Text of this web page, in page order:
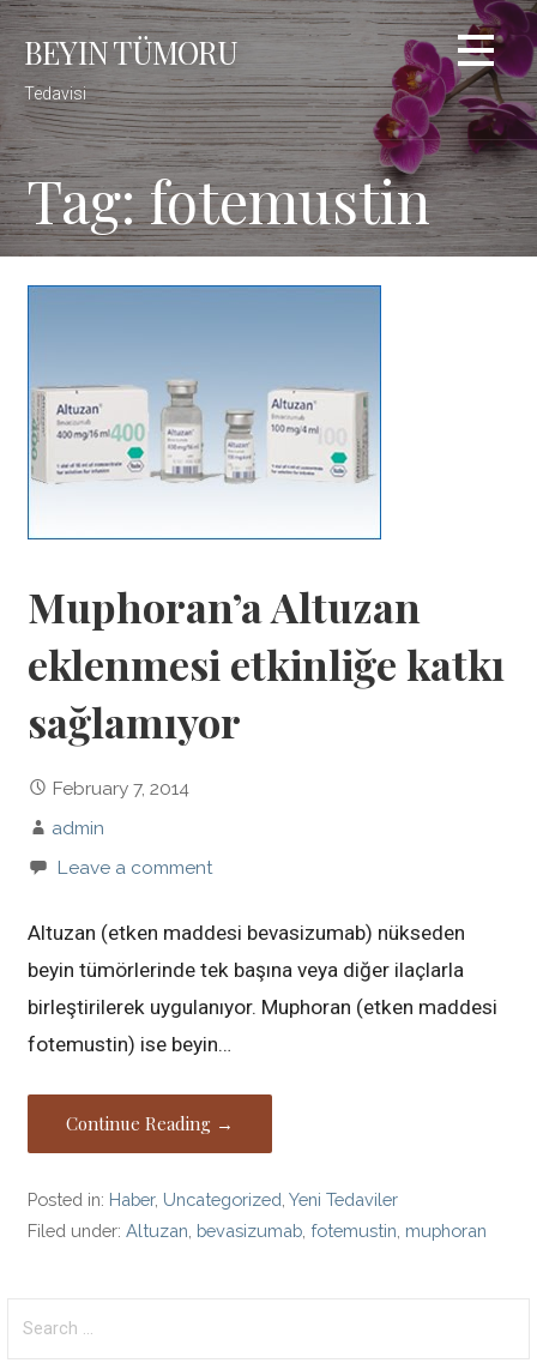
Skip
BEYIN TÜMORU
Tedavisi
Tag: fotemustin
Muphoran’a Altuzan
eklenmesi etkinliğe katkı
sağlamıyor
February 7, 2014
admin
Leave a comment
Altuzan (etken maddesi bevasizumab) nükseden
beyin tümörlerinde tek başına veya diğer ilaçlarla
birleştirilerek uygulanıyor. Muphoran (etken maddesi
fotemustin) ise beyin…
Continue Reading →
Posted in: Haber, Uncategorized ,Yeni Tedaviler
Filed under:Altuzan bevasizumab ,fotemustin muphoran
for: